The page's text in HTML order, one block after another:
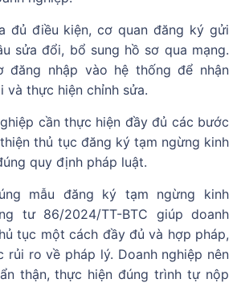
đủ điều kiện, cơ quan đăng ký gửi
sửa đổi, bổ sung hồ sơ qua mạng.
đăng nhập vào hệ thống để nhận
và thực hiện chỉnh sửa.
cần thực hiện đầy đủ các bước
thủ tục đăng ký tạm ngừng kinh
quy định pháp luật.
mẫu đăng ký tạm ngừng kinh
tư 86/2024/TT-BTC giúp doanh
tục một cách đầy đủ và hợp pháp,
rủi ro về pháp lý. Doanh nghiệp nên
thận, thực hiện đúng trình tự nộp